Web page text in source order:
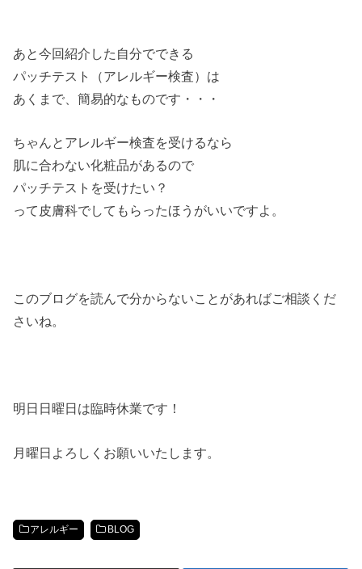
あと今回紹介した自分でできる
パッチテスト（アレルギー検査）は
あくまで、簡易的なものです・・・
ちゃんとアレルギー検査を受けるなら
肌に合わない化粧品があるので
パッチテストを受けたい？
って皮膚科でしてもらったほうがいいですよ。
このブログを読んで分からないことがあればご相談くだ
さいね。
明日日曜日は臨時休業です！
月曜日よろしくお願いいたします。
アレルギー BLOG